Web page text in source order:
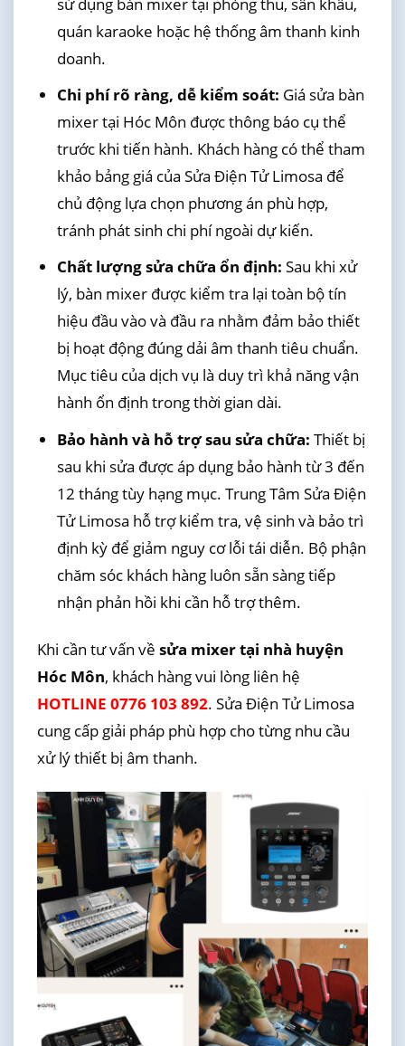
quán karaoke hoặc hệ thống âm thanh kinh
doanh.
Chi phí rõ ràng, dễ kiểm soát: Giá sửa bàn
mixer tại Hóc Môn được thông báo cụ thể
trước khi tiến hành. Khách hàng có thể tham
khảo bảng giá của Sửa Điện Tử Limosa để
chủ động lựa chọn phương án phù hợp,
tránh phát sinh chi phí ngoài dự kiến.
Chất lượng sửa chữa ổn định: Sau khi xử
lý, bàn mixer được kiểm tra lại toàn bộ tín
hiệu đầu vào và đầu ra nhằm đảm bảo thiết
bị hoạt động đúng dải âm thanh tiêu chuẩn.
Mục tiêu của dịch vụ là duy trì khả năng vận
hành ổn định trong thời gian dài.
Bảo hành và hỗ trợ sau sửa chữa: Thiết bị
sau khi sửa được áp dụng bảo hành từ 3 đến
12 tháng tùy hạng mục. Trung Tâm Sửa Điện
Tử Limosa hỗ trợ kiểm tra, vệ sinh và bảo trì
định kỳ để giảm nguy cơ lỗi tái diễn. Bộ phận
chăm sóc khách hàng luôn sẵn sàng tiếp
nhận phản hồi khi cần hỗ trợ thêm.
Khi cần tư vấn về sửa mixer tại nhà huyện
Hóc Môn, khách hàng vui lòng liên hệ
HOTLINE 0776 103 892. Sửa Điện Tử Limosa
cung cấp giải pháp phù hợp cho từng nhu cầu
xử lý thiết bị âm thanh.